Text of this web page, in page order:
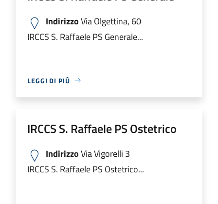
IndirizzoVia Olgettina, 60
IRCCS S. Raffaele PS Generale...
LEGGI DI PIÙ
IRCCS S. Raffaele PS Ostetrico
IndirizzoVia Vigorelli 3
IRCCS S. Raffaele PS Ostetrico...